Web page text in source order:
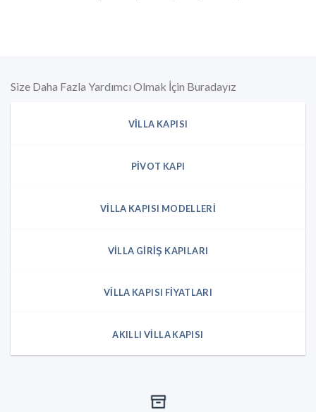
Size Daha Fazla Yardımcı Olmak İçin Buradayız
VILLA KAPISI
PIVOT KAPI
VILLA KAPISI MODELLERI
VILLA GIRIŞ KAPILARI
VILLA KAPISI FIYATLARI
AKILLI VILLA KAPISI